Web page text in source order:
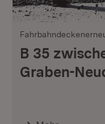
B 35
Graben-